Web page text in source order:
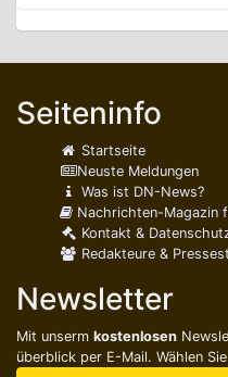
Seiteninfo
Startseite
Neuste Meldungen
Was ist DN-News?
Nachrichten-Magazin
Kontakt &
Redakteure &
Newsletter
Mit unserm kostenlosen
überblick per E-Mail. Wählen